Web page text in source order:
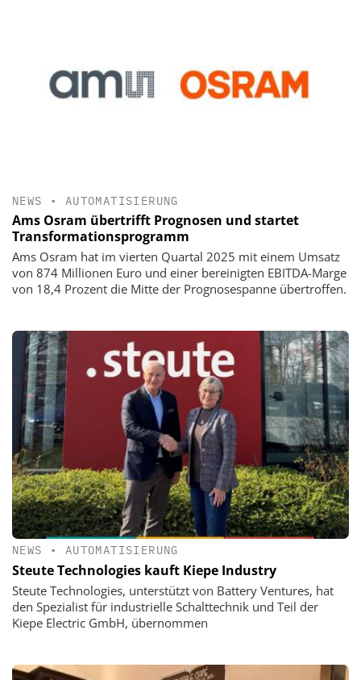
NEWS • AUTOMATISIERUNG
Ams Osram übertrifft Prognosen und startet
Transformationsprogramm
Ams Osram hat im vierten Quartal 2025 mit einem Umsatz
von 874 Millionen Euro und einer bereinigten EBITDA-Marge
von 18,4 Prozent die Mitte der Prognosespanne übertroffen.
NEWS • AUTOMATISIERUNG
Steute Technologies kauft Kiepe Industry
Steute Technologies, unterstützt von Battery Ventures, hat
den Spezialist für industrielle Schalttechnik und Teil der
Kiepe Electric GmbH, übernommen